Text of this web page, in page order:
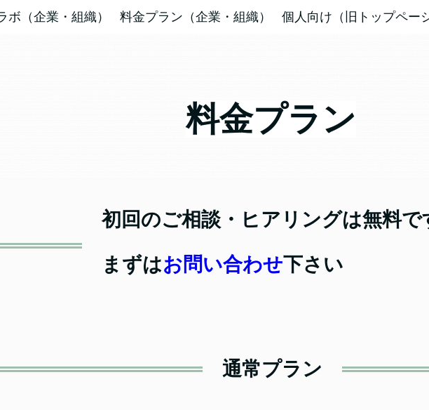
ボ（企業・組織） 料金プラン（企業・組織） 個人向け（旧トップペー
料金プラン
初回のご相談・ヒアリングは無料で
まずはお問い合わせ下さい
通常プラン